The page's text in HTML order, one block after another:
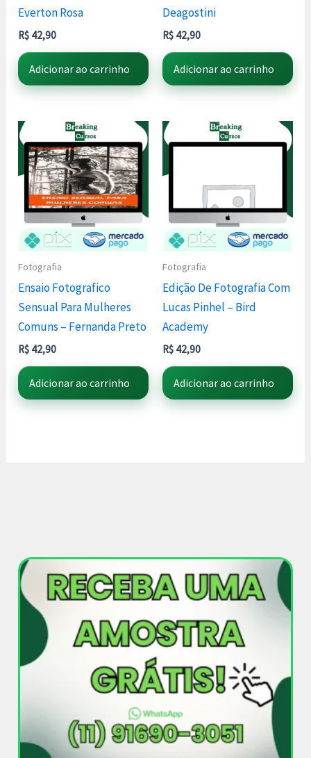
Everton Rosa
R$ 42,90
Adicionar ao carrinho
Deagostini
R$ 42,90
Adicionar ao carrinho
Fotografia
Ensaio Fotografico
Sensual Para Mulheres
Comuns – Fernanda Preto
R$ 42,90
Adicionar ao carrinho
Fotografia
Edição De Fotografia Com
Lucas Pinhel – Bird
Academy
R$ 42,90
Adicionar ao carrinho